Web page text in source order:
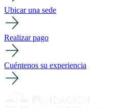
Ubicar una sede
Realizar pago
Cuéntenos su experiencia